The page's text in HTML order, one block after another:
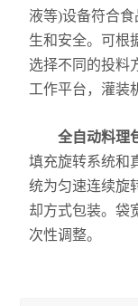
液等)设备符合
生和安全。可根
选择不同的投料
工作平台，灌装
全自动料理
填充旋转系统和
统为匀速连续旋
却方式包装。袋
次性调整。